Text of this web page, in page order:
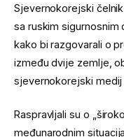
Sjevernokorejski
sa ruskim sigurnosnim
kako bi razgovarali o
između dvije zemlje,
sjevernokorejski medij
Raspravljali su o
međunarodnim